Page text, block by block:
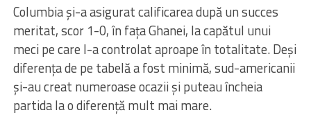
Columbia și-a asigurat calificarea după un succes
meritat, scor 1-0, în fața Ghanei, la capătul unui
meci pe care l-a controlat aproape în totalitate. Deși
diferența de pe tabelă a fost minimă, sud-americanii
și-au creat numeroase ocazii și puteau încheia
partida la o diferență mult mai mare.